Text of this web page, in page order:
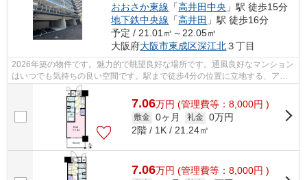
おおさか東線 「高井田中央 」駅 徒歩15分
地下鉄中央線 「高井田 」駅 徒歩16分
予定 / 21.01㎡～22.05㎡
大阪府大阪市東成区深江北３丁目
2026年築の物件です。魅力的で眺望良好な場所です。通風良好なマンション
はいつでも気持ちの良い空間です。駅まで徒歩4分の位置に立地する、アク
セス良好な物件です。より多くの不動産...
7.06万円 (管理費等：8,000円 )
敷金 0ヶ月 礼金 0万円
2階 / 1K / 21.24㎡
7.06万円 (管理費等：8,000円 )